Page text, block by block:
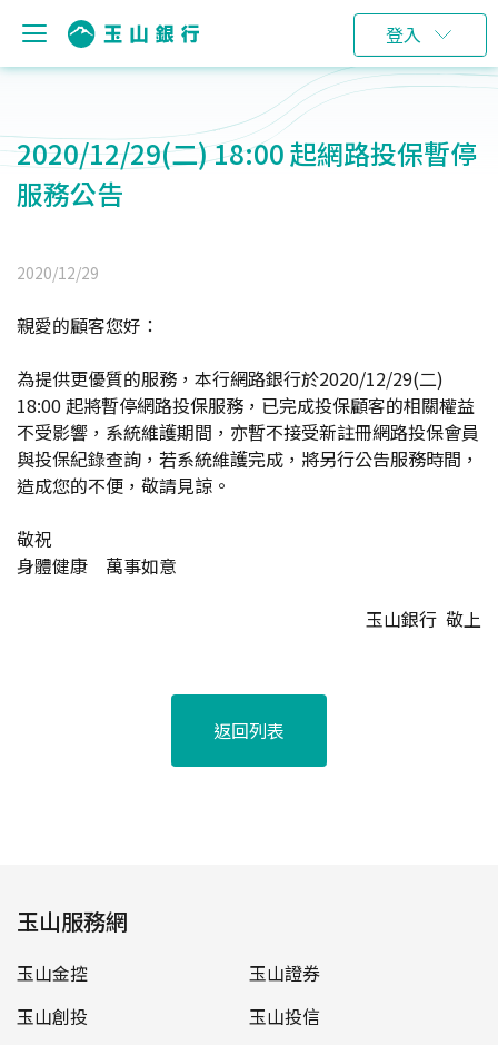
登入
2020/12/29(二) 18:00 起網路投保暫停
服務公告
2020/12/29
親愛的顧客您好：
為提供更優質的服務，本行網路銀行於2020/12/29(二)
18:00 起將暫停網路投保服務，已完成投保顧客的相關權益
不受影響，系統維護期間，亦暫不接受新註冊網路投保會員
與投保紀錄查詢，若系統維護完成，將另行公告服務時間，
造成您的不便，敬請見諒。
敬祝
身體健康 萬事如意
玉山銀行 敬上
返回列表
玉山服務網
玉山金控
玉山證券
玉山創投
玉山投信